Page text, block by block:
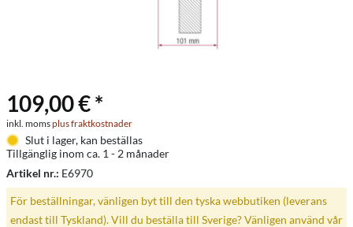
109,00 € *
inkl. momsplus fraktkostnader
Slut i lager, kan beställas
Tillgänglig inom ca. 1 - 2 månader
Artikel nr.: E6970
För beställningar, vänligen byt till den tyska webbutiken (leverans
endast till Tyskland). Vill du beställa till Sverige? Vänligen använd vår